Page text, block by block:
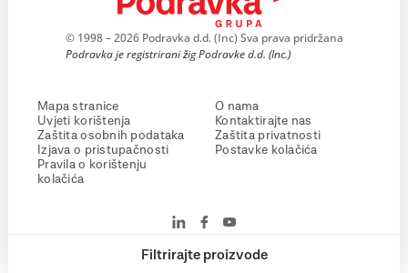
Filtrirajte proizvode
© 1998 – 2026 Podravka d.d. (Inc) Sva prava pridržana
Podravka je registrirani žig Podravke d.d. (Inc.)
Mapa stranice
Uvjeti korištenja
Zaštita osobnih podataka
Izjava o pristupačnosti
Pravila o korištenju
kolačića
O nama
Kontaktirajte nas
Zaštita privatnosti
Postavke kolačića